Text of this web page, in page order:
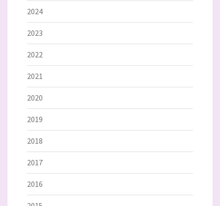
2024
2023
2022
2021
2020
2019
2018
2017
2016